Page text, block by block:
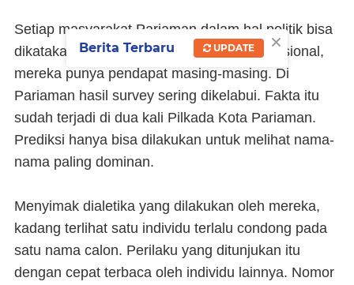
Setiap masyarakat Pariaman dalam hal politik bisa
dikatakan kategori cerdas sekali secara nasional,
mereka punya pendapat masing-masing. Di
Pariaman hasil survey sering dikelabui. Fakta itu
sudah terjadi di dua kali Pilkada Kota Pariaman.
Prediksi hanya bisa dilakukan untuk melihat nama-
nama paling dominan.
Menyimak dialetika yang dilakukan oleh mereka,
kadang terlihat satu individu terlalu condong pada
satu nama calon. Perilaku yang ditunjukan itu
dengan cepat terbaca oleh individu lainnya. Nomor
×
Berita Terbaru UPDATE